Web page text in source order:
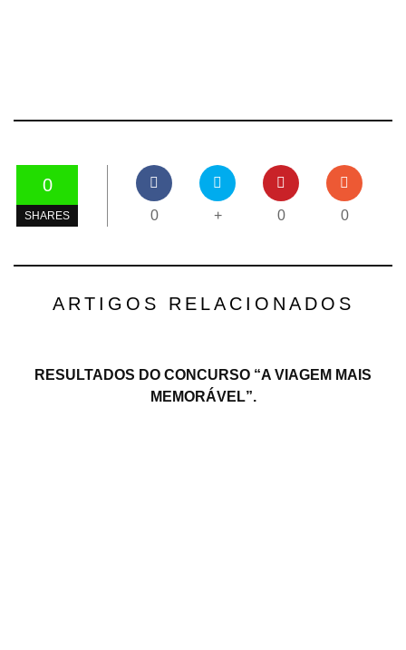
0
SHARES 0 + 0 0
ARTIGOS RELACIONADOS
RESULTADOS DO CONCURSO “A VIAGEM MAIS
MEMORÁVEL”.